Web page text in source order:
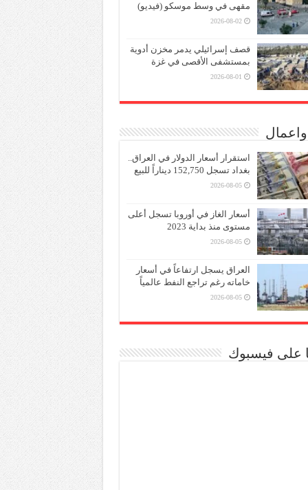
مقهى في وسط موسكو (فيديو)
2026-08-02
قصف إسرائيلي يدمر مخزن أدوية
بمستشفى الأقصى في غزة
2026-08-01
استقرار أسعار الدولار في العراق..
بغداد تسجل 152,750 ديناراً للبيع
2026-08-05
أسعار الغاز في أوروبا تسجل أعلى
مستوى منذ بداية 2023
2026-08-05
العراق يسجل ارتفاعاً في أسعار
خاماته رغم تراجع النفط عالمياً
2026-08-05
على فيسبوك